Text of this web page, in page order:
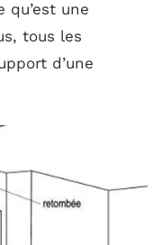
qu’est une
tous les
d’une